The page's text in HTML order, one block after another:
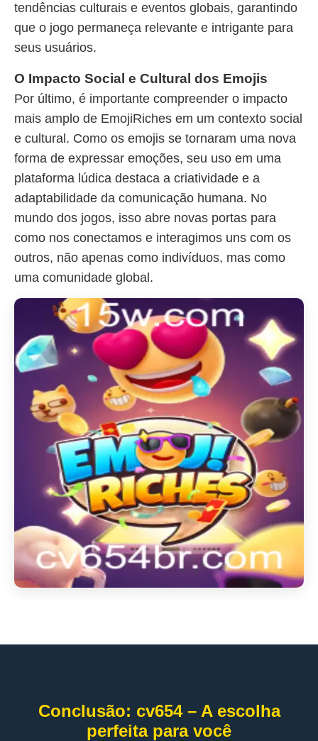
tendências culturais e eventos globais, garantindo
que o jogo permaneça relevante e intrigante para
seus usuários.
O Impacto Social e Cultural dos Emojis
Por último, é importante compreender o impacto
mais amplo de EmojiRiches em um contexto social
e cultural. Como os emojis se tornaram uma nova
forma de expressar emoções, seu uso em uma
plataforma lúdica destaca a criatividade e a
adaptabilidade da comunicação humana. No
mundo dos jogos, isso abre novas portas para
como nos conectamos e interagimos uns com os
outros, não apenas como indivíduos, mas como
uma comunidade global.
Conclusão: cv654 – A escolha
perfeita para você